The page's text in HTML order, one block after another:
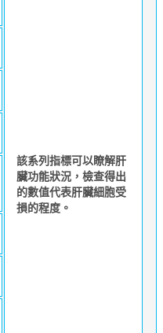
該系列指標可以瞭解肝
臟功能狀況，檢查得出
的數值代表肝臟細胞受
損的程度。